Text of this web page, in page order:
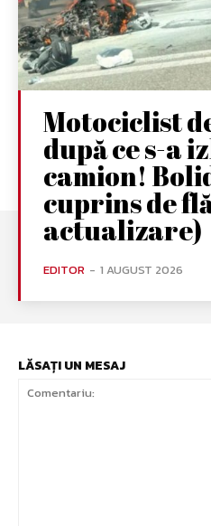
Motociclist
după ce s-a
camion!
cuprins de
actualizare)
EDITOR - 1 AUGUST 2026
LĂSAȚI UN MESAJ